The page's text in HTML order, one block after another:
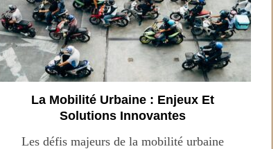
La Mobilité Urbaine : Enjeux Et
Solutions Innovantes
Les défis majeurs de la mobilité urbaine